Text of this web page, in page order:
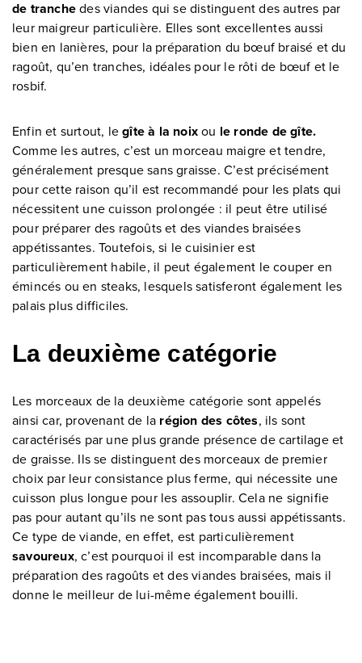
de tranche des viandes qui se distinguent des autres par
leur maigreur particulière. Elles sont excellentes aussi
bien en lanières, pour la préparation du bœuf braisé et du
ragoût, qu’en tranches, idéales pour le rôti de bœuf et le
rosbif.
Enfin et surtout, legîte à la noix ou le ronde de gîte.
Comme les autres, c’est un morceau maigre et tendre,
généralement presque sans graisse. C’est précisément
pour cette raison qu’il est recommandé pour les plats qui
nécessitent une cuisson prolongée : il peut être utilisé
pour préparer des ragoûts et des viandes braisées
appétissantes. Toutefois, si le cuisinier est
particulièrement habile, il peut également le couper en
émincés ou en steaks, lesquels satisferont également les
palais plus difficiles.
La deuxième catégorie
Les morceaux de la deuxième catégorie sont appelés
ainsi car, provenant de la région des côtes, ils sont
caractérisés par une plus grande présence de cartilage et
de graisse. Ils se distinguent des morceaux de premier
choix par leur consistance plus ferme, qui nécessite une
cuisson plus longue pour les assouplir. Cela ne signifie
pas pour autant qu’ils ne sont pas tous aussi appétissants.
Ce type de viande, en effet, est particulièrement
savoureux, c’est pourquoi il est incomparable dans la
préparation des ragoûts et des viandes braisées, mais il
donne le meilleur de lui-même également bouilli.